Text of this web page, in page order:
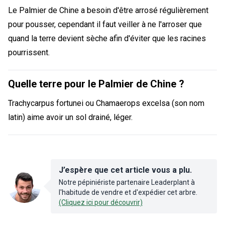
Le Palmier de Chine a besoin d'être arrosé régulièrement
pour pousser, cependant il faut veiller à ne l'arroser que
quand la terre devient sèche afin d'éviter que les racines
pourrissent.
Quelle terre pour le Palmier de Chine ?
Trachycarpus fortunei ou Chamaerops excelsa (son nom
latin) aime avoir un sol drainé, léger.
J’espère que cet article vous a plu.
Notre pépiniériste partenaire Leaderplant à
l'habitude de vendre et d'expédier cet arbre.
(Cliquez ici pour découvrir)